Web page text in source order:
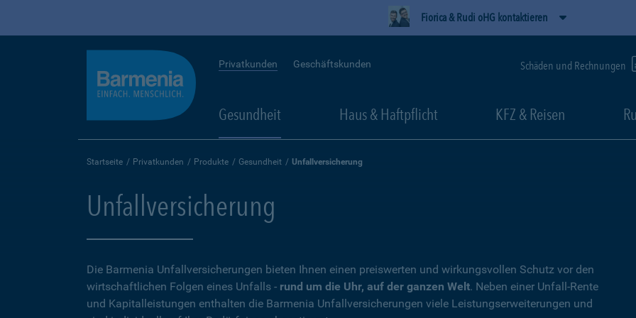
Fiorica & Rudi oHG kontaktieren
Privatkunden Geschäftskunden Schäden und Rechnungen
Gesundheit Haus & Haftpflicht KFZ & Reisen
Startseite Privatkunden Produkte Gesundheit Unfallversicherung
Unfallversicherung
Die Barmenia Unfallversicherungen bieten Ihnen einen preiswerten und wirkungsvollen Schutz vor den
wirtschaftlichen Folgen eines Unfalls - rund um die Uhr, auf der ganzen Welt. Neben einer Unfall-Rente
und Kapitalleistungen enthalten die Barmenia Unfallversicherungen viele Leistungserweiterungen und